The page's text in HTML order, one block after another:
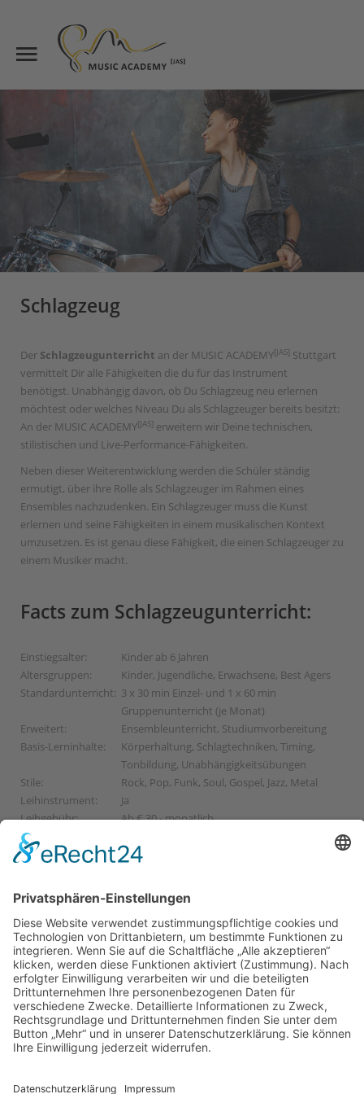
Unterricht
Lehrkräfte
Kontakt
Suche
Schlagzeug
Der Schlagzeugunterricht an der MUSIC ACADEMY[JAS] Stuttgart
vermittelt Dir alle Fähigkeiten die du für das Instrument
benötigst. Unabhängig davon, ob Du Schlagzeug neu erlernen
möchtest oder welches Niveau Du als Schlagzeuger bereits besitzt:
An der MUSIC ACADEMY[JAS] erweitern wir Deine technischen,
stilistischen und Live-Performance-Fähigkeiten.
Neben dieser Weiterentwicklung werden die Schüler ständig
ermutigt, über ihre Rolle als Schlagzeuger im Rahmen eines
Ensembles nachzudenken. Ein Schlagzeuger muss die Kunst
erlernen und seine Fähigkeiten in einem musikalischen Kontext
umzusetzen. Es ist genau diese Fähigkeit, die einen Schlagzeuger zu
einem Musiker macht.
Facts zum Schlagzeugunterricht:
Einstiegsalter:
Kinder ab 6 Jahren
Altersgruppen:
Kinder, Jugendliche, Erwachsene, Best Agers
Standardunterricht: 3 x 30 min Einzel- und 1 x 60 min
Gruppenunterricht (je Monat)
Erweitert:
Ensembleunterricht, Studiumvorbereitung
Basis-Lerninhalte:
Körperhaltung, Schlagtechniken, Timing,
Tonbildung, Unabhängigkeitsübungen
Stile:
Rock, Pop, Funk, Soul, Gospel, Jazz, Metal
Leihinstrument:
Ja
Leihgebühr:
Ab € 30,- monatlich
Probestunde:
Wartezeit:
Keine
PROBESTUNDE VEREINBAREN
Ganz unverbindlich